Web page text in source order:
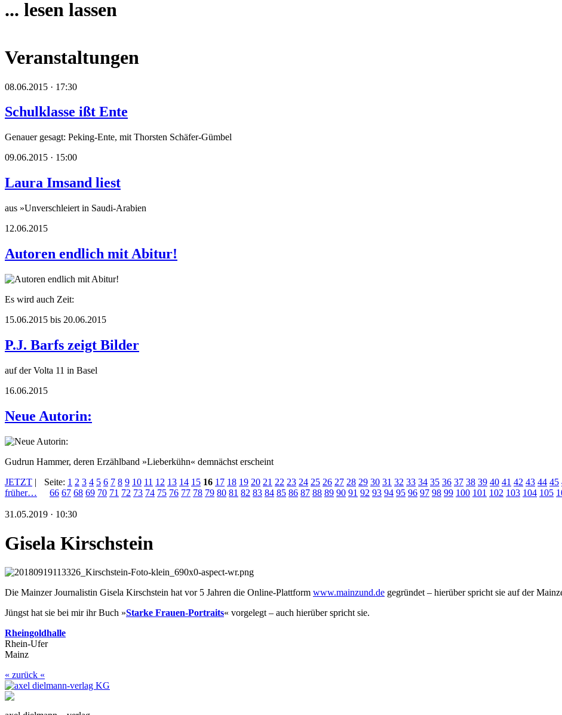
... lesen lassen
Veranstaltungen
08.06.2015 · 17:30
Schulklasse ißt Ente
Genauer gesagt: Peking-Ente, mit Thorsten Schäfer-Gümbel
09.06.2015 · 15:00
Laura Imsand liest
aus »Unverschleiert in Saudi-Arabien
12.06.2015
Autoren endlich mit Abitur!
Es wird auch Zeit:
15.06.2015 bis 20.06.2015
P.J. Barfs zeigt Bilder
auf der Volta 11 in Basel
16.06.2015
Neue Autorin:
Gudrun Hammer, deren Erzählband »Lieberkühn« demnächst erscheint
JETZT |
früher…
Seite: 1 2 3 4 5 6 7 8 9 10 11 12 13 14 15 16 17 18 19 20 21 22 23 24 25 26 27 28 29 30 31 32 33 34 35 36 37 38 39 40 41 42 43 44 45
66 67 68 69 70 71 72 73 74 75 76 77 78 79 80 81 82 83 84 85 86 87 88 89 90 91 92 93 94 95 96 97 98 99 100 101 102 103 104 105
31.05.2019 · 10:30
Gisela Kirschstein
Die Mainzer Journalistin Gisela Kirschstein hat vor 5 Jahren die Online-Plattform www.mainzund.de gegründet – hierüber spricht sie auf der
Jüngst hat sie bei mir ihr Buch »Starke Frauen-Portraits« vorgelegt – auch hierüber spricht sie.
Rheingoldhalle
Rhein-Ufer
Mainz
« zurück «